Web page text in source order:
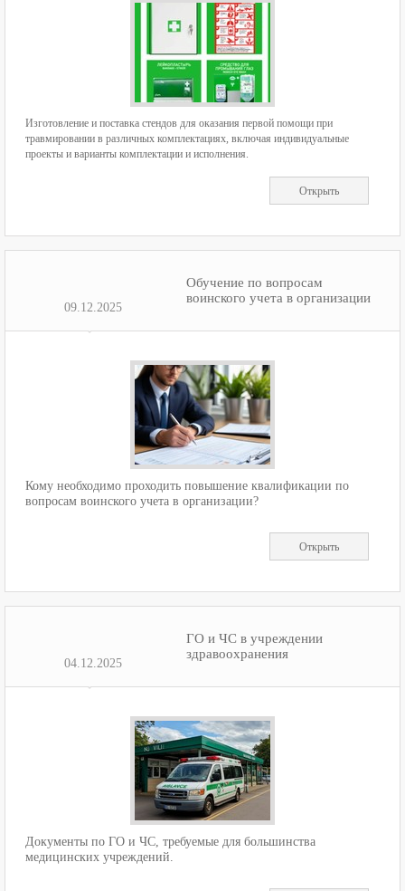
Изготовление и поставка стендов для оказания первой помощи при
травмировании в различных комплектациях, включая индивидуальные
проекты и варианты комплектации и исполнения.
Открыть
09.12.2025
Обучение по вопросам
воинского учета в организации
Кому необходимо проходить повышение квалификации по
вопросам воинского учета в организации?
Открыть
04.12.2025
ГО и ЧС в учреждении
здравоохранения
Документы по ГО и ЧС, требуемые для большинства
медицинских учреждений.